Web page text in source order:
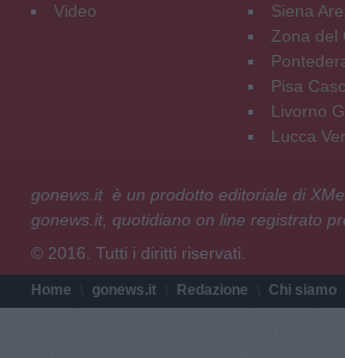
Video
Siena
Zona del
Pisa
Livorno
Lucca
gonews.it è un prodotto editoriale di
gonews.it, quotidiano on line registrato
© 2016. Tutti i diritti riservati.
Home gonews.it Redazione Chi siamo